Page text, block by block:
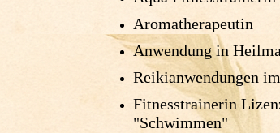
Aromatherapeutin
Anwendung in
Reikianwendungen
Fitnesstrainerin
"Schwimmen"